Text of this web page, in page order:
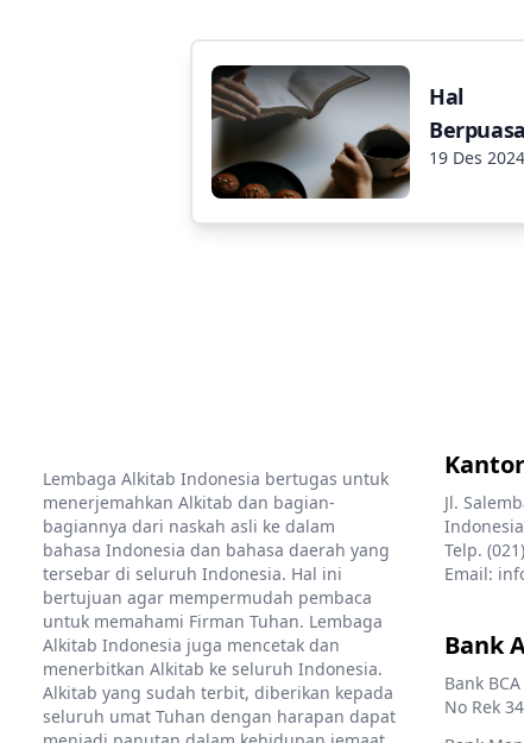
Hal
Berpuasa
19 Des 2024
Lembaga Alkitab Indonesia bertugas untuk
menerjemahkan Alkitab dan bagian-
bagiannya dari naskah asli ke dalam
bahasa Indonesia dan bahasa daerah yang
tersebar di seluruh Indonesia. Hal ini
bertujuan agar mempermudah pembaca
untuk memahami Firman Tuhan. Lembaga
Alkitab Indonesia juga mencetak dan
menerbitkan Alkitab ke seluruh Indonesia.
Alkitab yang sudah terbit, diberikan kepada
seluruh umat Tuhan dengan harapan dapat
Jl.
Telp.
Email:
Bank
Bank
No Rek